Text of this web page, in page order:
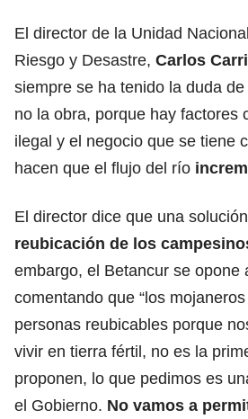
El director de la Unidad
Riesgo y Desastre, Carlos
siempre se ha tenido la duda
no la obra, porque hay factores
ilegal y el negocio que se tiene
hacen que el flujo del río
El director dice que una
reubicación de los
embargo, el Betancur se opone
comentando que “los
personas reubicables porque
vivir en tierra fértil, no es la
proponen, lo que pedimos es
el Gobierno. No vamos a